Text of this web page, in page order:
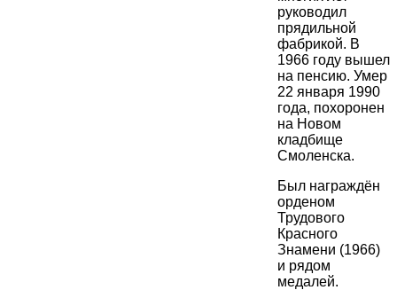
руководил
прядильной
фабрикой. В
1966 году вышел
на пенсию. Умер
22 января 1990
года, похоронен
на Новом
кладбище
Смоленска.
Был награждён
орденом
Трудового
Красного
Знамени (1966)
и рядом
медалей.